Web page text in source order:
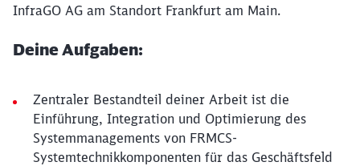
InfraGO AG am Standort Frankfurt am Main.
Deine Aufgaben:
Zentraler Bestandteil deiner Arbeit ist die
Einführung, Integration und Optimierung des
Systemmanagements von FRMCS-
Systemtechnikkomponenten für das Geschäftsfeld